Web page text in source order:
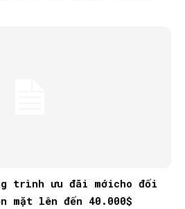
trình ưu đãi mớicho đối
mặt lên đến 40.000$